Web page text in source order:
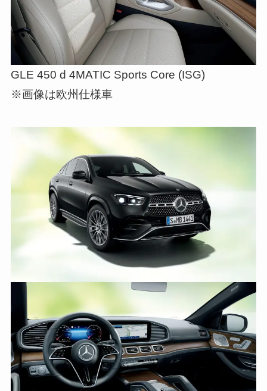
GLE 450 d 4MATIC Sports Core (ISG)
※画像は欧州仕様車